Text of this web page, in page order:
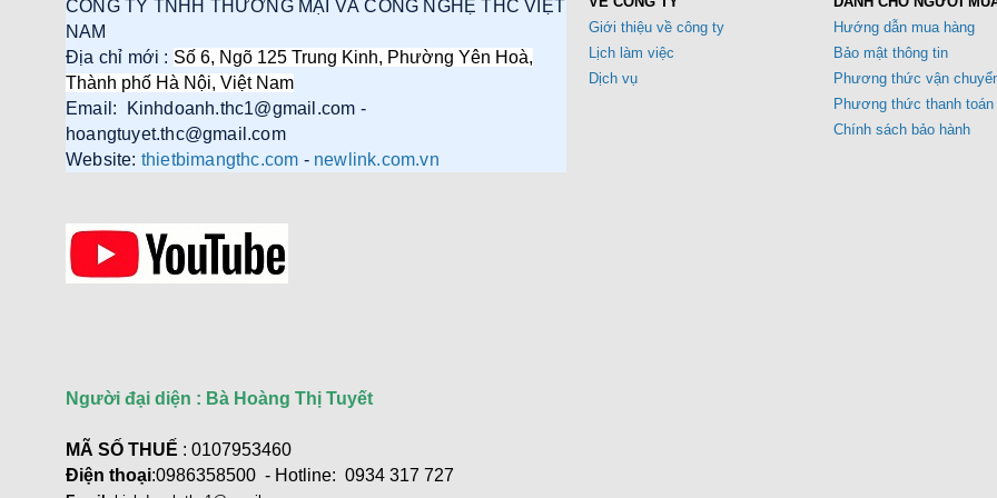
Cáp điều khiển 2 đôi 22AWG
(Belden Control 22AWG 2pair
cable 305m cuộn) - (8723) cao
Cáp Displayport 2.1 dài 2M độ
Ugreen 55568 cao cấp
Giá: 290,000 VNĐ
CÔNG TY TNHH THƯƠNG MẠI VÀ CÔNG NGHỆ THC VIỆT
NAM
Địa chỉ mới : Số 6, Ngõ 125 Trung Kinh, Phường Yên Hoà,
Thành phố Hà Nội, Việt Nam
Email: Kinhdoanh.thc1@gmail.com -
hoangtuyet.thc@gmail.com
Website: thietbimangthc.com - newlink.com.vn
Người đại diện : Bà Hoàng Thị Tuyết
MÃ SỐ THUẾ : 0107953460
Điện thoại:0986358500 - Hotline: 0934 317 727
Giới thiệu về công ty
Lịch làm việc
Dịch vụ
Hướng dẫn mua hàng
Bảo mật thông tin
Phương thức vận
Phương thức thanh toán
Chính sách bảo hành